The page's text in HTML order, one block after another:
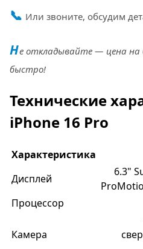
📞 Или звоните, обсудим
Не откладывайте — цена на
быстро!
Технические
iPhone 16 Pro
Характеристика
Дисплей
6.3"
Процессор
Камера